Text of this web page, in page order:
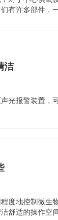
有许多部件，
洁
光报警装置，
度地控制微生
舒适的操作空